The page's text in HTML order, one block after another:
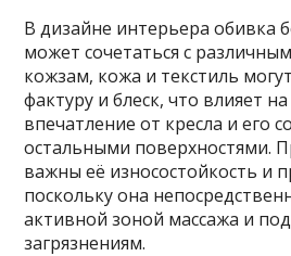
В дизайне интерьера обивка
может сочетаться с
кожзам, кожа и текстиль
фактуру и блеск, что влияет
впечатление от кресла и его
остальными поверхностями.
важны её износостойкость и
поскольку она
активной зоной массажа и
загрязнениям.